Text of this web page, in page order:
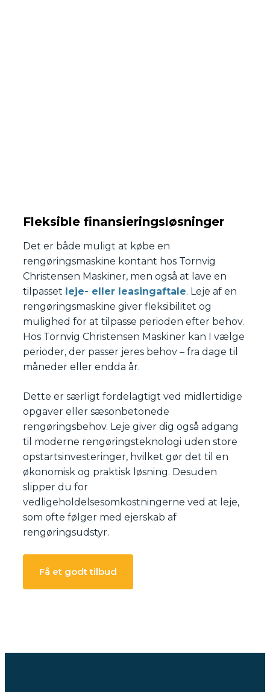
Fleksible finansieringsløsninger
Det er både muligt at købe en
rengøringsmaskine kontant hos Tornvig
Christensen Maskiner, men også at lave en
tilpasset leje- eller leasingaftale. Leje af en
rengøringsmaskine giver fleksibilitet og
mulighed for at tilpasse perioden efter behov.
Hos Tornvig Christensen Maskiner kan I vælge
perioder, der passer jeres behov – fra dage til
måneder eller endda år.
Dette er særligt fordelagtigt ved midlertidige
opgaver eller sæsonbetonede
rengøringsbehov. Leje giver dig også adgang
til moderne rengøringsteknologi uden store
opstartsinvesteringer, hvilket gør det til en
økonomisk og praktisk løsning. Desuden
slipper du for
vedligeholdelsesomkostningerne ved at leje,
som ofte følger med ejerskab af
rengøringsudstyr.
Få et godt tilbud